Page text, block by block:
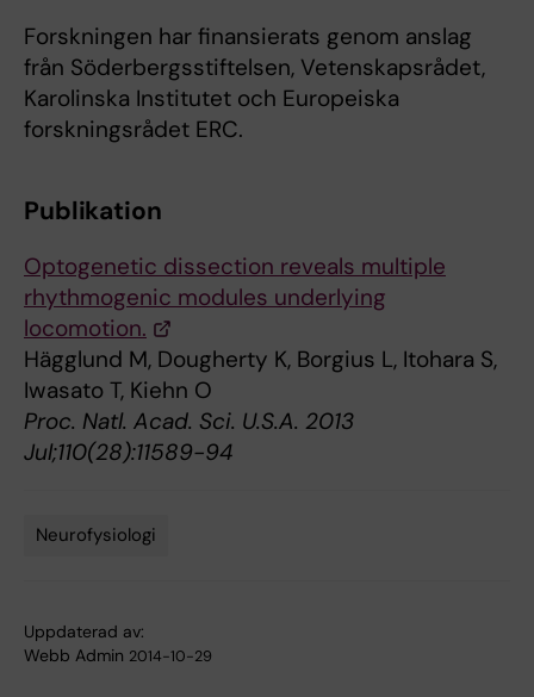
Forskningen har finansierats genom anslag
från Söderbergsstiftelsen, Vetenskapsrådet,
Karolinska Institutet och Europeiska
forskningsrådet ERC.
Publikation
Optogenetic dissection reveals multiple
rhythmogenic modules underlying
locomotion.
Hägglund M, Dougherty K, Borgius L, Itohara S,
Iwasato T, Kiehn O
Proc. Natl. Acad. Sci. U.S.A. 2013
Jul;110(28):11589-94
Neurofysiologi
Uppdaterad av:
Webb Admin 2014-10-29